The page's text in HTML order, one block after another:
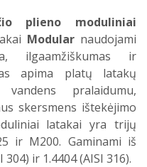
plieno moduliniai
Modularnaudojami
ilgaamžiškumas ir
apima platų latakų
pralaidumu,
skersmens ištekėjimo
latakai yra trijų
ir M200. Gaminami iš
ir 1.4404 (AISI 316).